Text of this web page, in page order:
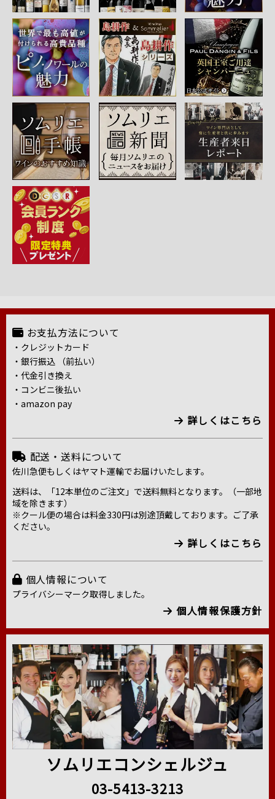
お支払方法について
・クレジットカード
・銀行振込 （前払い）
・代金引き換え
・コンビニ後払い
・amazon pay
詳しくはこちら
配送・送料について
佐川急便もしくはヤマト運輸でお届けいたします。
送料は、「12本単位のご注文」で送料無料となります。（一部地
域を除きます）
※クール便の場合は料金330円は別途頂戴しております。ご了承
ください。
詳しくはこちら
個人情報について
プライバシーマーク取得しました。
個人情報保護方針
ソムリエコンシェルジュ
03-5413-3213